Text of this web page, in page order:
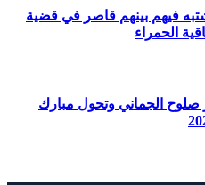
هزت العيون.. توقيف 6 مشتبه فيهم بينهم قاصر في قضية
الحمراء
صلوح الجماني وتحول مبارك